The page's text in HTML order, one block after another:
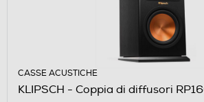
CASSE ACUSTICHE
KLIPSCH - Coppia di diffusori